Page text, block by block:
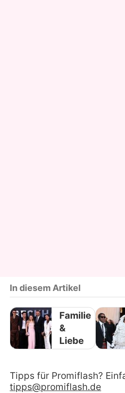
In diesem Artikel
Familie
&
Liebe
Tipps für Promiflash?
tipps@promiflash.de